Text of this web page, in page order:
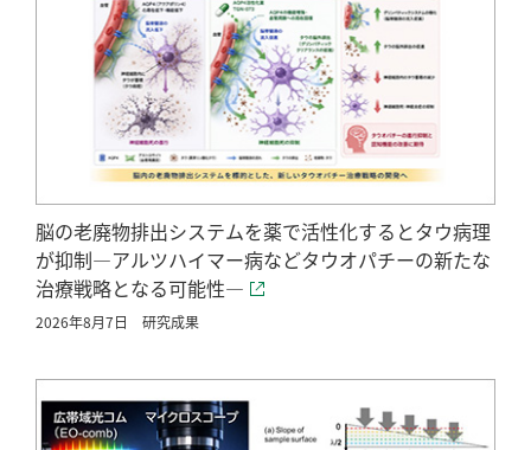
脳の老廃物排出システムを薬で活性化するとタウ病理
が抑制―アルツハイマー病などタウオパチーの新たな
治療戦略となる可能性―
2026年8月7日 研究成果